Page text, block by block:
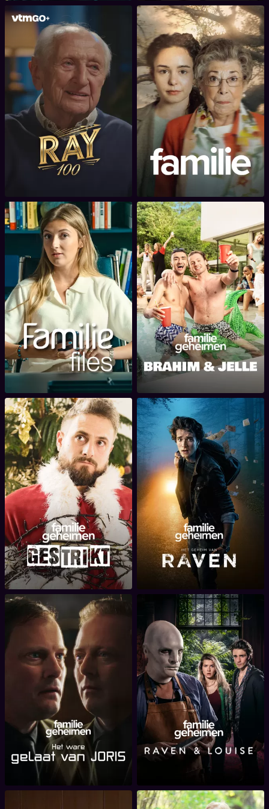
100 jaar Ray Familie
Familie Files
Familiegeheimen: Brahim
en Jelle: onbreekbare
vriendschap?
Familiegeheimen:
Gestrikt
Familiegeheimen: Het
Geheim van Raven
Familiegeheimen: Het
ware gelaat van Joris
Familiegeheimen: Raven
en Louise in het nauw